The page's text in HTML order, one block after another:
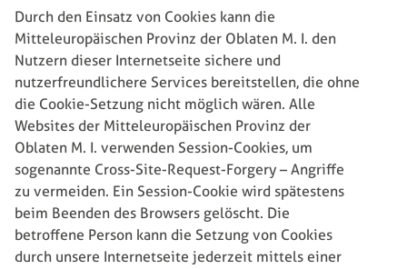
Durch den Einsatz von Cookies kann die
Mitteleuropäischen Provinz der Oblaten M. I. den
Nutzern dieser Internetseite sichere und
nutzerfreundlichere Services bereitstellen, die ohne
die Cookie-Setzung nicht möglich wären. Alle
Websites der Mitteleuropäischen Provinz der
Oblaten M. I. verwenden Session-Cookies, um
sogenannte Cross-Site-Request-Forgery – Angriffe
zu vermeiden. Ein Session-Cookie wird spätestens
beim Beenden des Browsers gelöscht. Die
betroffene Person kann die Setzung von Cookies
durch unsere Internetseite jederzeit mittels einer